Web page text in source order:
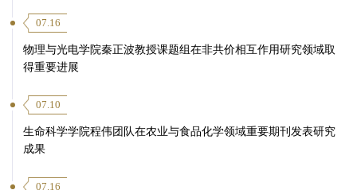
07.16
物理与光电学院秦正波教授课题组在非共价相互作用研究领域取
得重要进展
07.10
生命科学学院程伟团队在农业与食品化学领域重要期刊发表研究
成果
07.16